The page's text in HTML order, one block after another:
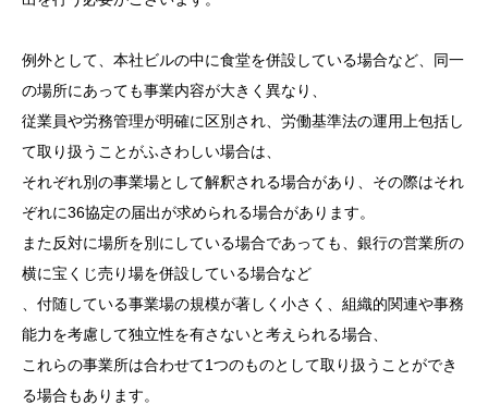
例外として、本社ビルの中に食堂を併設している場合など、同一
の場所にあっても事業内容が大きく異なり、
従業員や労務管理が明確に区別され、労働基準法の運用上包括し
て取り扱うことがふさわしい場合は、
それぞれ別の事業場として解釈される場合があり、その際はそれ
ぞれに36協定の届出が求められる場合があります。
また反対に場所を別にしている場合であっても、銀行の営業所の
横に宝 くじ売り場を併設している場合など
、付随している事業場の規模が著しく小さく、組織的関連や事務
能力を考慮して独立性を有さないと考えられる場合、
これらの事業所は合わせて1つのものとして取 り扱うことができ
る場合もあります。